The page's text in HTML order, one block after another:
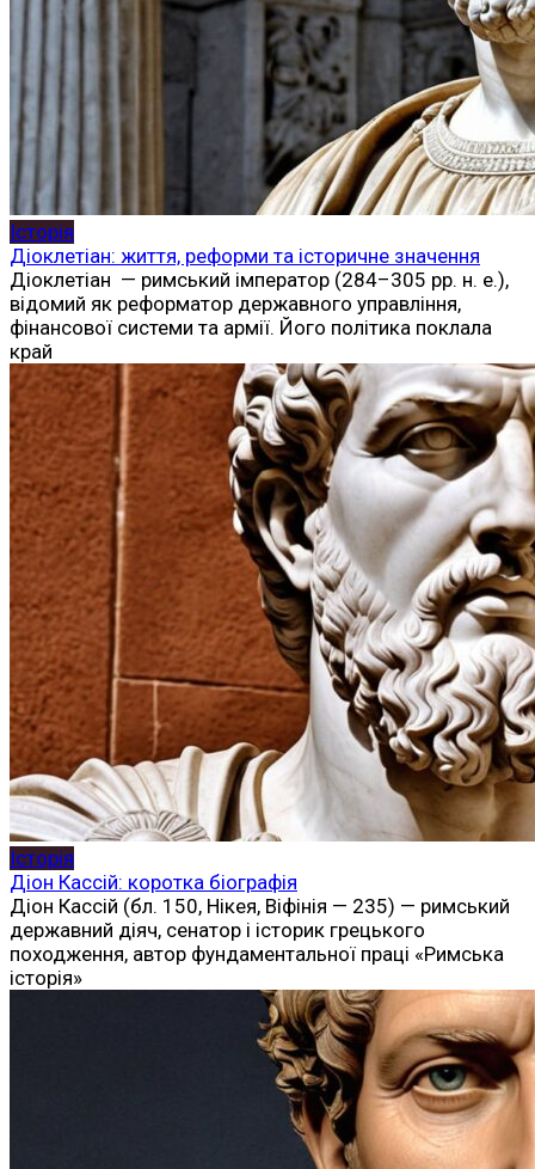
Історія
Діоклетіан: життя, реформи та історичне значення
Діоклетіан — римський імператор (284–305 рр. н. е.),
відомий як реформатор державного управління,
фінансової системи та армії. Його політика поклала
край
Історія
Діон Кассій: коротка біографія
Діон Кассій (бл. 150, Нікея, Віфінія — 235) — римський
державний діяч, сенатор і історик грецького
походження, автор фундаментальної праці «Римська
історія»